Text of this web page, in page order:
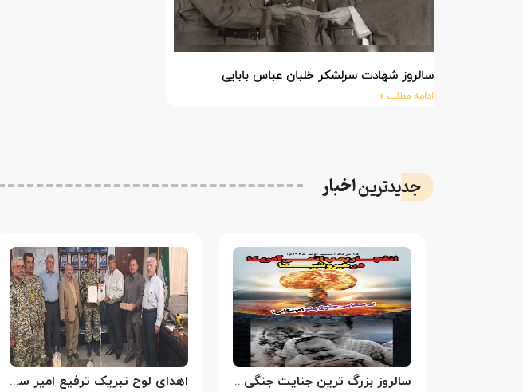
سالروز شهادت سرلشکر خلبان عباس بابایی
ادامه مطلب »
جدیدتریناخبار
سالروز بزرگ ترین جنایت جنگی جهان علیه بشریت توسط بزرگ ترین مدعی دروغین حقوق بشر اهدای لوح تبریک ترفیع امیر سرتیپ۲ ستاد حسین صادق زاده فرمانده تیپ ۲۵ واکنش سریع شهید آبگون نزاجا مستقر در تبریز